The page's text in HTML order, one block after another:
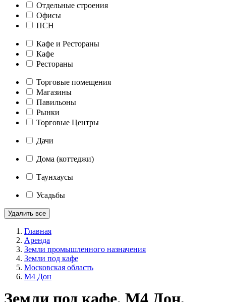
Отдельные строения
Офисы
ПСН
Кафе и Рестораны
Кафе
Рестораны
Торговые помещения
Магазины
Павильоны
Рынки
Торговые Центры
Дачи
Дома (коттеджи)
Таунхаусы
Усадьбы
Удалить все
Главная
Аренда
Земли промышленного назначения
Земли под кафе
Московская область
М4 Дон
Земли под кафе, М4 Дон,